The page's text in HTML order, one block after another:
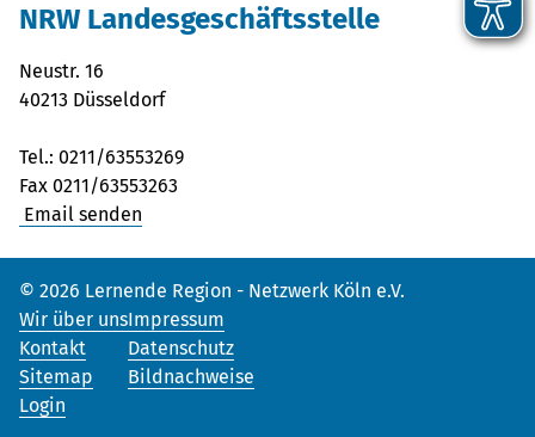
NRW Landesgeschäftsstelle
Neustr. 16
40213 Düsseldorf
Tel.: 0211/63553269
Fax 0211/63553263
Email senden
© 2026 Lernende Region - Netzwerk Köln e.V.
Wir über uns
Kontakt
Sitemap
Login
Impressum
Datenschutz
Bildnachweise